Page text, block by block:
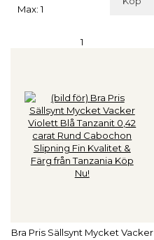
Max: 1
1
Bra Pris Sällsynt Mycket Vacker